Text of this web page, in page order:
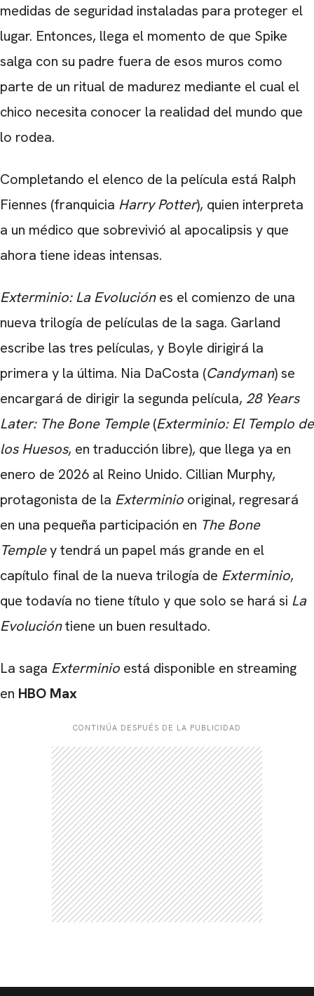
medidas de seguridad instaladas para proteger el
lugar. Entonces, llega el momento de que Spike
salga con su padre fuera de esos muros como
parte de un ritual de madurez mediante el cual el
chico necesita conocer la realidad del mundo que
lo rodea.
Completando el elenco de la película está Ralph
Fiennes (franquicia Harry Potter), quien interpreta
a un médico que sobrevivió al apocalipsis y que
ahora tiene ideas intensas.
Exterminio: La Evoluciónes el comienzo de una
nueva trilogía de películas de la saga. Garland
escribe las tres películas, y Boyle dirigirá la
primera y la última. Nia DaCosta (Candyman) se
encargará de dirigir la segunda película, 28 Years
Later: The Bone Temple(Exterminio: El Templo de
los Huesos, en traducción libre), que llega ya en
enero de 2026 al Reino Unido. Cillian Murphy,
protagonista de la Exterminio original, regresará
en una pequeña participación en The Bone
Templey tendrá un papel más grande en el
capítulo final de la nueva trilogía de Exterminio,
que todavía no tiene título y que solo se hará si La
Evolucióntiene un buen resultado.
La saga Exterminio está disponible en streaming
en HBO Max
CONTINÚA DESPUÉS DE LA PUBLICIDAD